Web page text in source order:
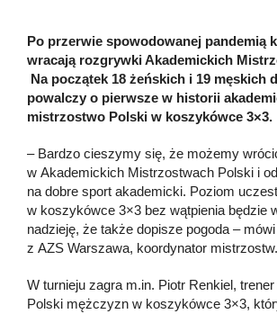
Po przerwie spowodowanej pandemią
wracają rozgrywki Akademickich
Na początek 18 żeńskich i 19 męskich
powalczy o pierwsze w historii
mistrzostwo Polski w koszykówce 3×3.
– Bardzo cieszymy się, że możemy
w Akademickich Mistrzostwach Polski i
na dobre sport akademicki. Poziom
w koszykówce 3×3 bez wątpienia będzie
nadzieję, że także dopisze pogoda – mówi
z AZS Warszawa, koordynator mistrzostw.
W turnieju zagra m.in. Piotr Renkiel,
Polski mężczyzn w koszykówce 3×3,